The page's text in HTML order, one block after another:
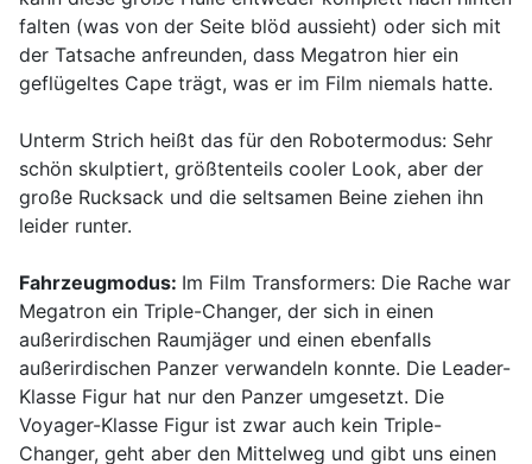
falten (was von der Seite blöd aussieht) oder sich mit
der Tatsache anfreunden, dass Megatron hier ein
geflügeltes Cape trägt, was er im Film niemals hatte.
Unterm Strich heißt das für den Robotermodus: Sehr
schön skulptiert, größtenteils cooler Look, aber der
große Rucksack und die seltsamen Beine ziehen ihn
leider runter.
Fahrzeugmodus: Im Film Transformers: Die Rache war
Megatron ein Triple-Changer, der sich in einen
außerirdischen Raumjäger und einen ebenfalls
außerirdischen Panzer verwandeln konnte. Die Leader-
Klasse Figur hat nur den Panzer umgesetzt. Die
Voyager-Klasse Figur ist zwar auch kein Triple-
Changer, geht aber den Mittelweg und gibt uns einen